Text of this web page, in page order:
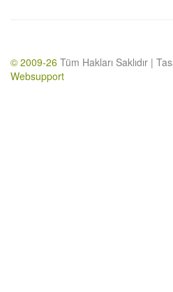
© 2009-26 Tüm Hakları Saklıdır |
Websupport